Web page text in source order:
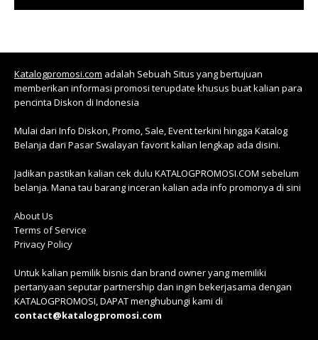
Katalogpromosi.com adalah Sebuah Situs yang bertujuan
memberikan informasi promosi terupdate khusus buat kalian para
pencinta Diskon di Indonesia
Mulai dari Info Diskon, Promo, Sale, Event terkini hingga Katalog
Belanja dari Pasar Swalayan favorit kalian lengkap ada disini.
Jadikan pastikan kalian cek dulu KATALOGPROMOSI.COM sebelum
belanja. Mana tau barang inceran kalian ada info promonya di sini
About Us
Terms of Service
Privacy Policy
Untuk kalian pemilik bisnis dan brand owner yang memiliki
pertanyaan seputar partnership dan ingin bekerjasama dengan
KATALOGPROMOSI, DAPAT menghubungi kami di
contact@katalogpromosi.com